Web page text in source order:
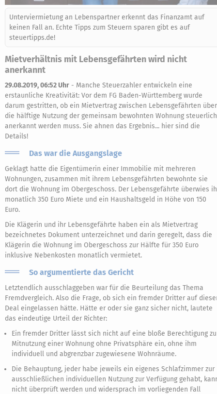
Unterviermietung an Lebenspartner erkennt das Finanzamt auf
keinen Fall an. Echte Tipps zum Steuern sparen gibt es auf
steuertipps.de!
Mietverhältnis mit Lebensgefährten wird nicht
anerkannt
29.08.2019, 06:52 Uhr - Manche Steuerzahler entwickeln eine
erstaunliche Kreativität: Vor dem FG Baden-Württemberg wurde
darum gestritten, ob ein Mietvertrag zwischen Lebensgefährten über
die hälftige Nutzung der gemeinsam bewohnten Wohnung steuerlich
anerkannt werden muss. Sie ahnen das Ergebnis... hier sind die
Details!
Das war die Ausgangslage
Geklagt hatte die Eigentümerin einer Immobilie mit mehreren
Wohnungen, zusammen mit ihrem Lebensgefährten bewohnte sie
dort die Wohnung im Obergeschoss. Der Lebensgefährte überwies
monatlich 350 Euro Miete und ein Haushaltsgeld in Höhe von 150
Euro.
Die Klägerin und ihr Lebensgefährte haben ein als Mietvertrag
bezeichnetes Dokument unterzeichnet und darin geregelt, dass die
Klägerin die Wohnung im Obergeschoss zur Hälfte für 350 Euro
inklusive Nebenkosten monatlich vermietet.
So argumentierte das Gericht
Letztendlich ausschlaggeben war für die Beurteilung das Thema
Fremdvergleich. Also die Frage, ob sich ein fremder Dritter auf
Deal eingelassen hätte. Hätte er oder sie ganz sicher nicht, lautete
das eindeutige Urteil der Richter:
Ein fremder Dritter lässt sich nicht auf eine bloße Berechtigung
Mitnutzung einer Wohnung ohne Privatsphäre ein, ohne ihm
individuell und abgrenzbar zugewiesene Wohnräume.
Die Behauptung, jeder habe jeweils ein eigenes Schlafzimmer zur
ausschließlichen individuellen Nutzung zur Verfügung gehabt,
nicht überprüft werden und widersprach im vorliegenden Fall